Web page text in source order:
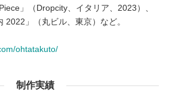
」（Dropcity、イタリア、2023）、
2022」（丸ビル、東京）など。
ohtatakuto/
制作実績